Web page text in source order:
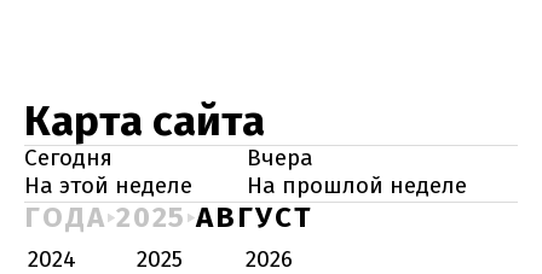
Карта сайта
Сегодня
Вчера
На этой неделе
На прошлой неделе
ГОДА 2025 АВГУСТ
2024 2025
2026